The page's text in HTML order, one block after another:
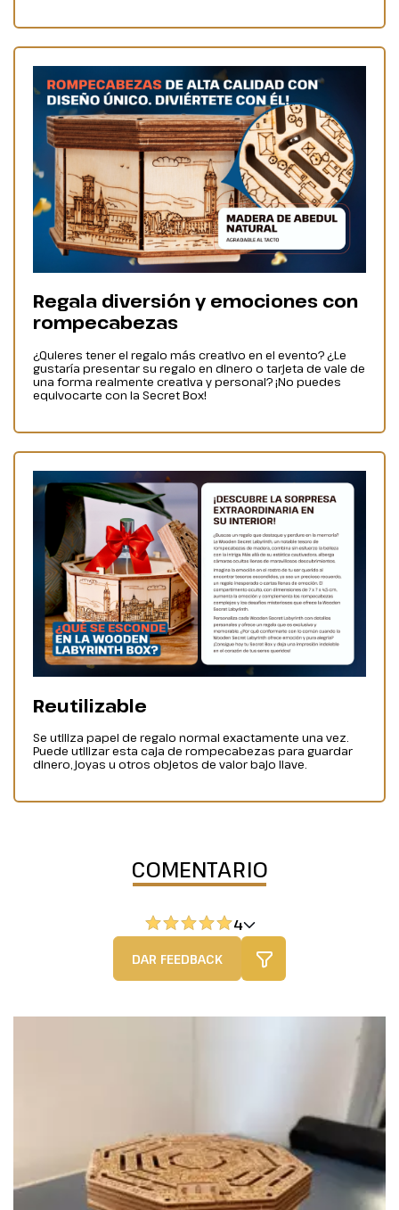
Regala diversión y emociones con
rompecabezas
¿Quieres tener el regalo más creativo en el evento? ¿Le
gustaría presentar su regalo en dinero o tarjeta de vale de
una forma realmente creativa y personal? ¡No puedes
equivocarte con la Secret Box!
Reutilizable
Se utiliza papel de regalo normal exactamente una vez.
Puede utilizar esta caja de rompecabezas para guardar
dinero, joyas u otros objetos de valor bajo llave.
COMENTARIO
4
DAR FEEDBACK